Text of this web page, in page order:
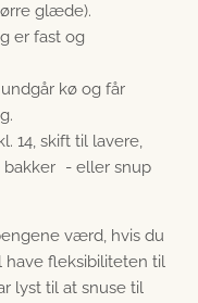
glæde).
er fast og
undgår kø og får
14, skift til lavere,
- eller snup
værd, hvis du
have fleksibiliteten til
lyst til at snuse til